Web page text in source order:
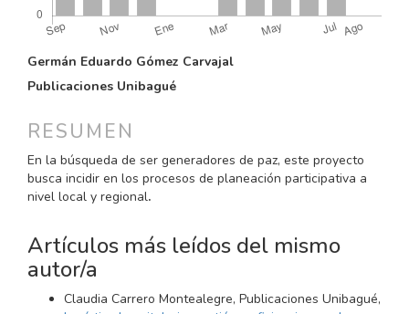
CONTENIDO
PRINCIPAL
ARTÍCULO
Germán Eduardo Gómez Carvajal
Publicaciones Unibagué
RESUMEN
En la búsqueda de ser generadores de paz, este proyecto
busca incidir en los procesos de planeación participativa a
nivel local y regional.
Artículos más leídos del mismo
autor/a
Claudia Carrero Montealegre, Publicaciones Unibagué,